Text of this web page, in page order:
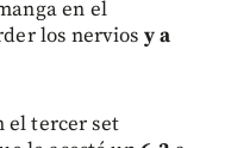
en el
los nervios y a
el tercer set